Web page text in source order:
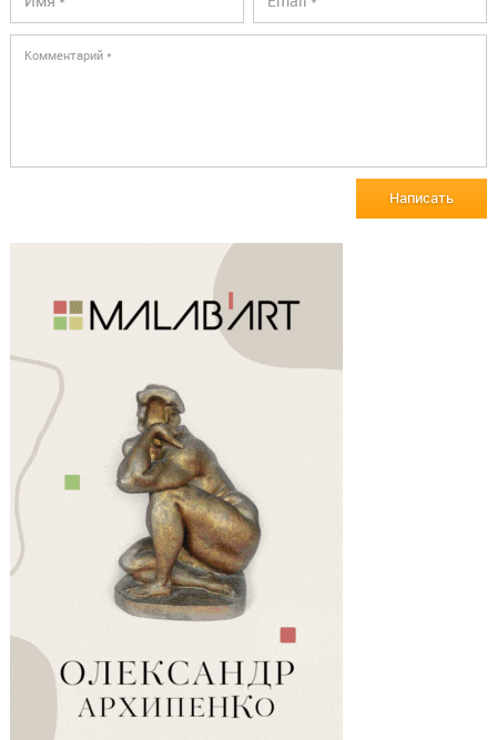
Написать